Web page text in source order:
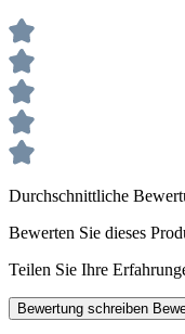
Durchschnittliche
Bewerten Sie dieses
Teilen Sie Ihre
Bewertung schreiben